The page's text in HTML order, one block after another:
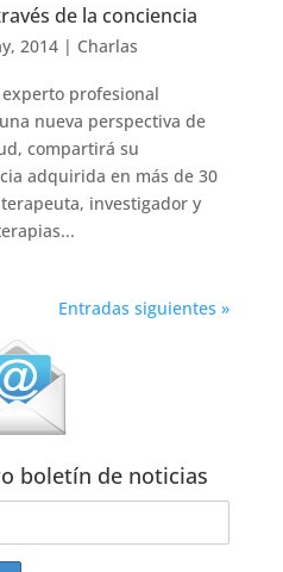
de la conciencia
2014| Charlas
profesional
nueva perspectiva de
compartirá su
adquirida en más de 30
investigador y
Entradas siguientes »
boletín de noticias